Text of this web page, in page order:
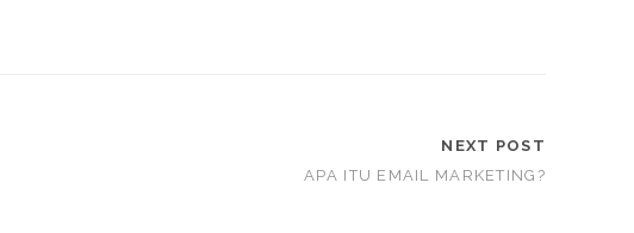
NEXT POST
APA ITU EMAIL MARKETING?